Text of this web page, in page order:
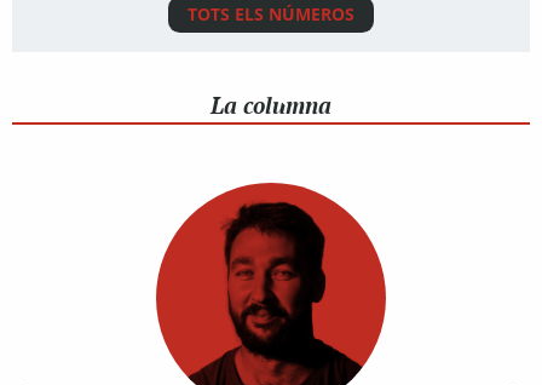
TOTS ELS NÚMEROS
La columna